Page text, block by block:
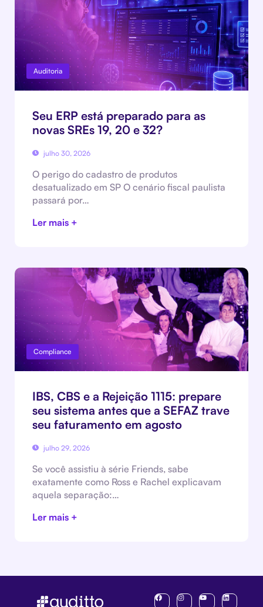
Auditoria
Seu ERP está preparado para as
novas SREs 19, 20 e 32?
julho 30, 2026
O perigo do cadastro de produtos
desatualizado em SP O cenário fiscal paulista
passará por…
Ler mais +
Compliance
IBS, CBS e a Rejeição 1115: prepare
seu sistema antes que a SEFAZ trave
seu faturamento em agosto
julho 29, 2026
Se você assistiu à série Friends, sabe
exatamente como Ross e Rachel explicavam
aquela separação:…
Ler mais +